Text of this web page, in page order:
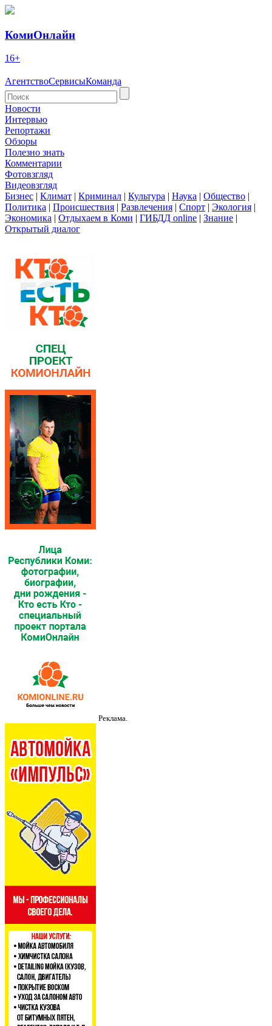
КомиОнлайн
16+
АгентствоСервисыКоманда
Новости
Интервью
Репортажи
Обзоры
Полезно знать
Комментарии
Фотовзгляд
Видеовзгляд
Бизнес | Климат | Криминал | Культура | Наука | Общество |
Политика | Происшествия | Развлечения | Спорт | Экология |
Экономика | Отдыхаем в Коми | ГИБДД online | Знание |
Открытый диалог
Реклама.